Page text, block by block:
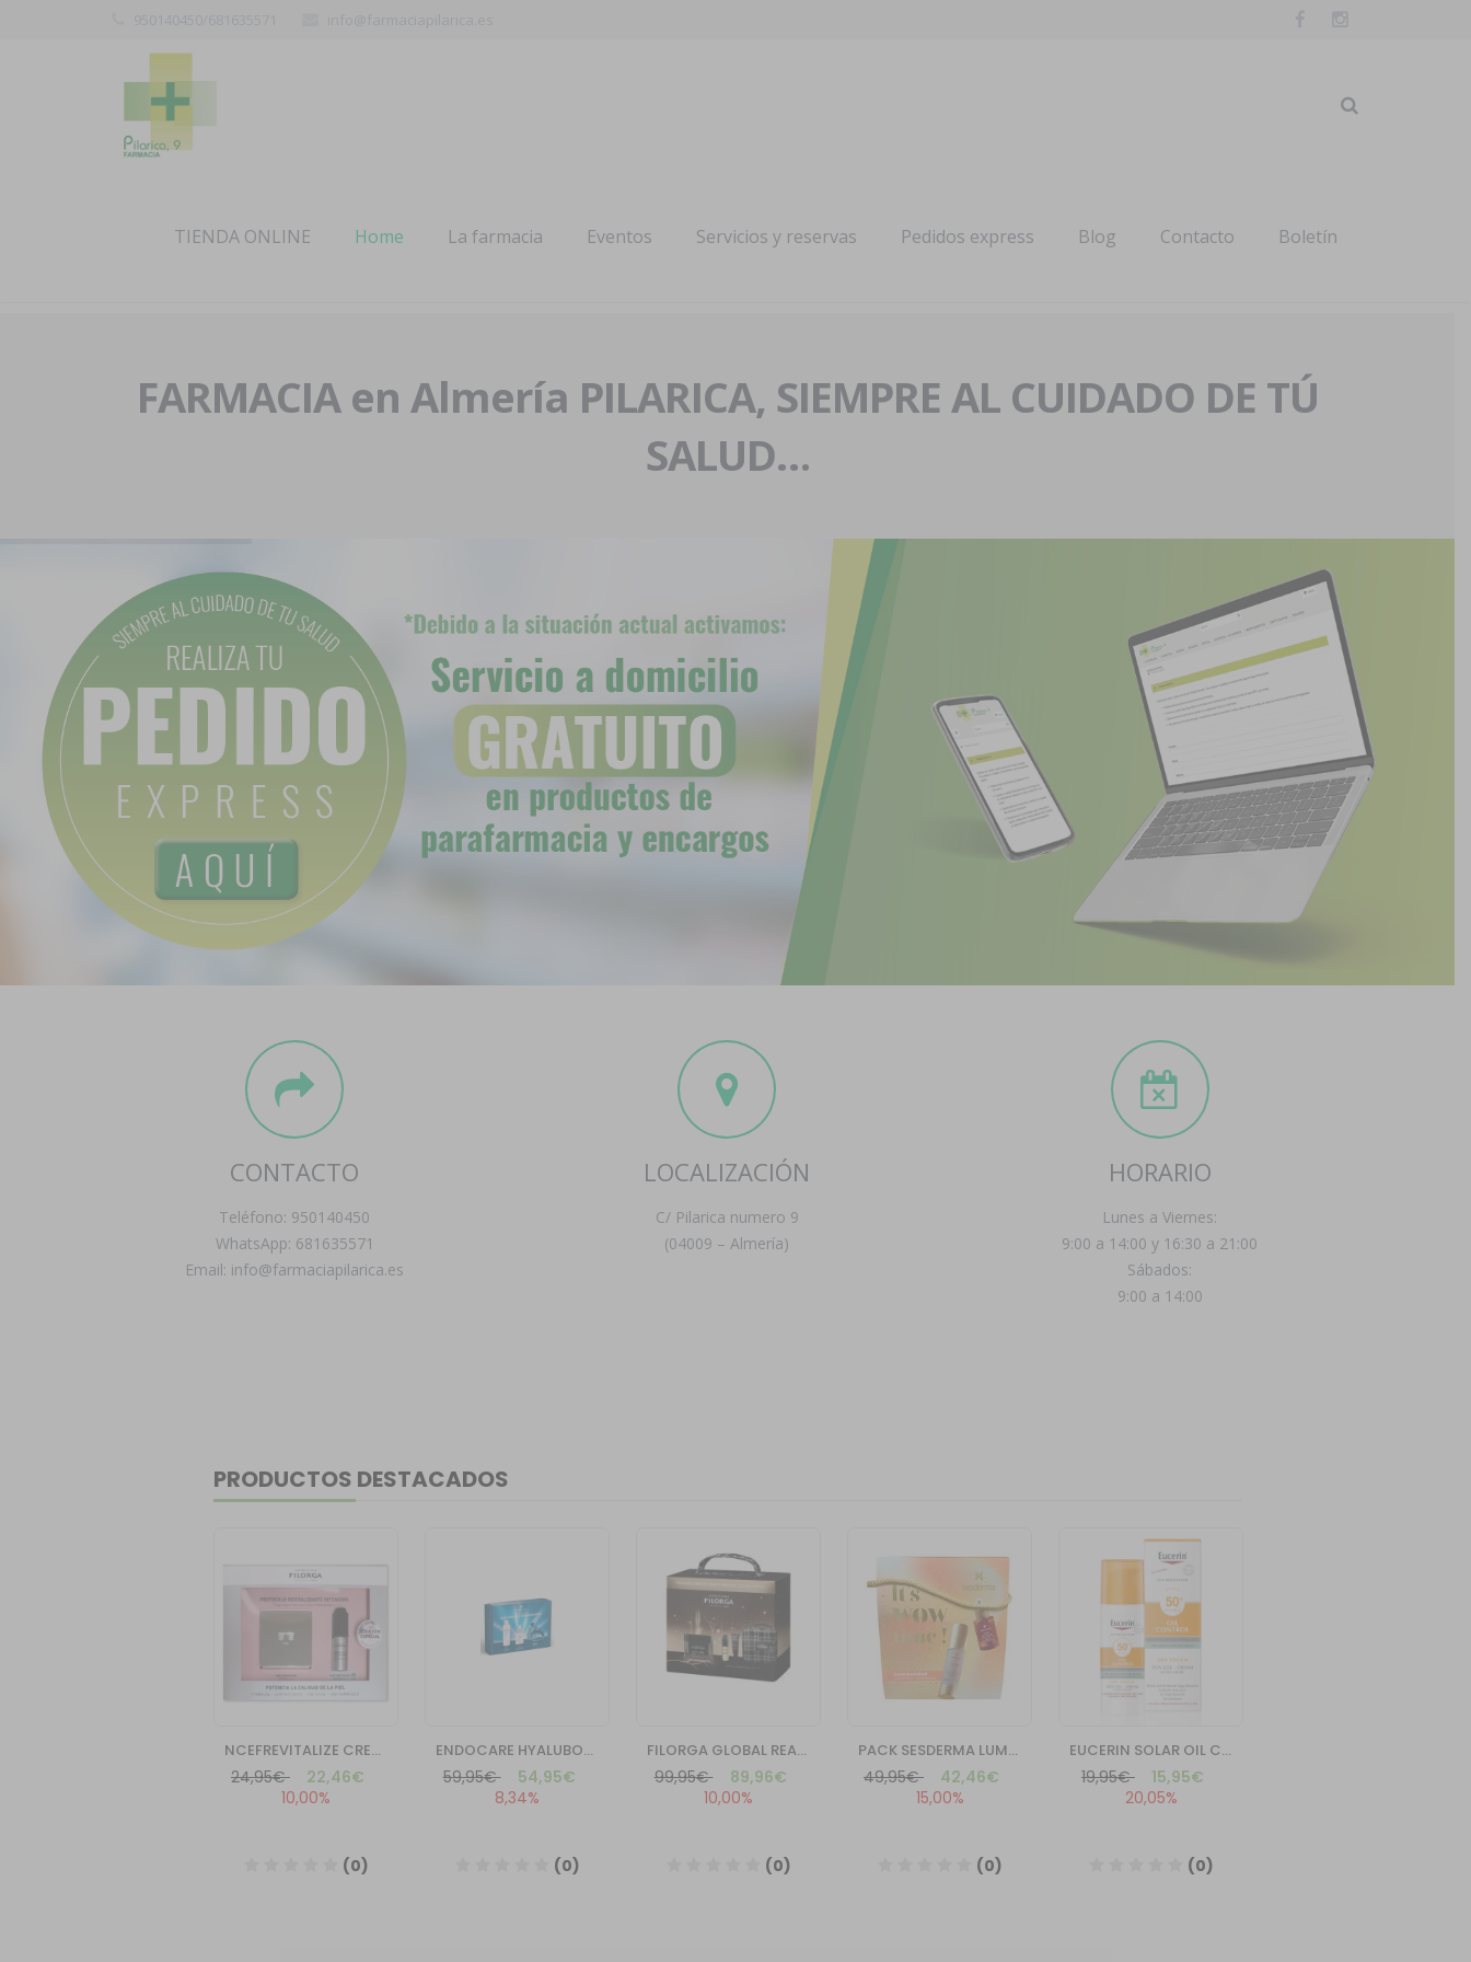
TIENDA ONLINE Home La farmacia Eventos Servicios y reservas Pedidos express Blog Contacto Boletín
FARMACIA en Almería PILARICA, SIEMPRE AL CUIDADO DE TÚ
SALUD…
CONTACTO
Teléfono: 950140450
WhatsApp: 681635571
Email: info@farmaciapilarica.es
LOCALIZACIÓN
C/ Pilarica numero 9
(04009 – Almería)
HORARIO
Lunes a Viernes:
9:00 a 14:00 y 16:30 a 21:00
Sábados:
9:00 a 14:00